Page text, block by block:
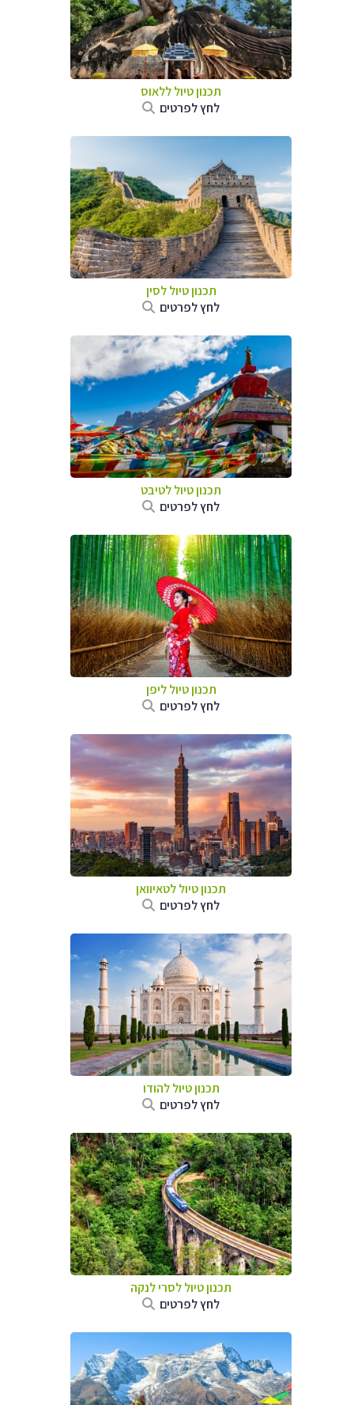
תכנון טיולללאוס
לחץ לפרטים
תכנון טיוללסין
לחץ לפרטים
תכנון טיוללטיבט
לחץ לפרטים
תכנון טיולליפן
לחץ לפרטים
תכנון טיוללטאיוואן
לחץ לפרטים
תכנון טיוללהודו
לחץ לפרטים
תכנון טיוללסרי לנקה
לחץ לפרטים